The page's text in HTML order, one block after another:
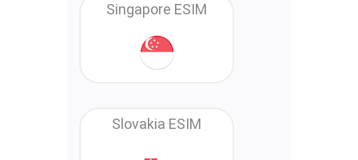
Singapore ESIM
Slovakia ESIM